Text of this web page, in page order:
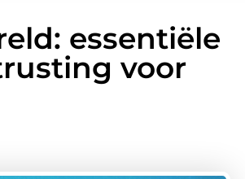
essentiële
voor